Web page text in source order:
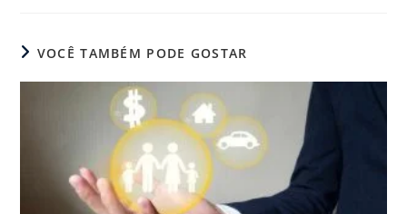
VOCÊ TAMBÉM PODE GOSTAR